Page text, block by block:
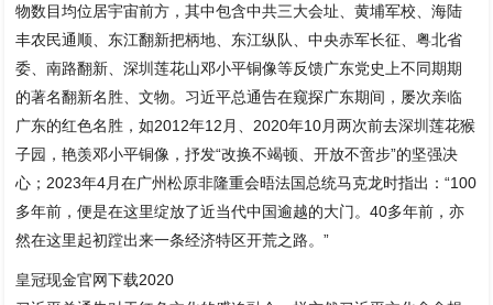
物数目均位居宇宙前方，其中包含中共三大会址、黄埔军校、海陆
丰农民通顺、东江翻新把柄地、东江纵队、中央赤军长征、粤北省
委、南路翻新、深圳莲花山邓小平铜像等反馈广东党史上不同期期
的著名翻新名胜、文物。习近平总通告在窥探广东期间，屡次亲临
广东的红色名胜，如2012年12月、2020年10月两次前去深圳莲花猴
子园，艳羡邓小平铜像，抒发“改换不竭顿、开放不啻步”的坚强决
心；2023年4月在广州松原非隆重会晤法国总统马克龙时指出：“100
多年前，便是在这里绽放了近当代中国逾越的大门。40多年前，亦
然在这里起初蹚出来一条经济特区开荒之路。”
皇冠现金官网下载2020